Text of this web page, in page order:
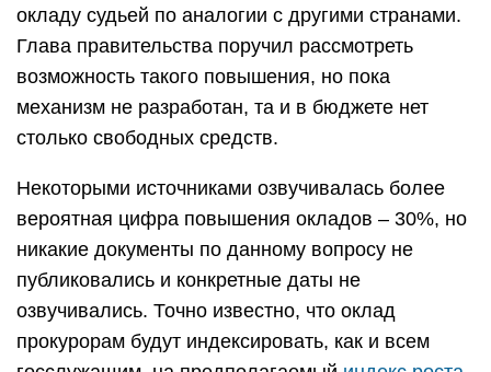
окладу судьей по аналогии с другими странами.
Глава правительства поручил рассмотреть
возможность такого повышения, но пока
механизм не разработан, та и в бюджете нет
столько свободных средств.
Некоторыми источниками озвучивалась более
вероятная цифра повышения окладов – 30%, но
никакие документы по данному вопросу не
публиковались и конкретные даты не
озвучивались. Точно известно, что оклад
прокурорам будут индексировать, как и всем